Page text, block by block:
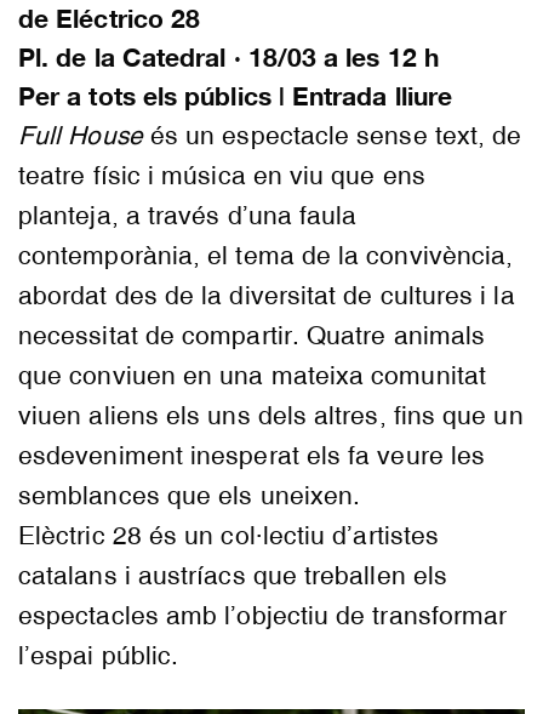
de Eléctrico 28
Pl. de la Catedral · 18/03 a les 12 h
Per a tots els públics | Entrada lliure
Full Houseés un espectacle sense text, de
teatre físic i música en viu que ens
planteja, a través d’una faula
contemporània, el tema de la convivència,
abordat des de la diversitat de cultures i la
necessitat de compartir. Quatre animals
que conviuen en una mateixa comunitat
viuen aliens els uns dels altres, fins que un
esdeveniment inesperat els fa veure les
semblances que els uneixen.
Elèctric 28 és un col·lectiu d’artistes
catalans i austríacs que treballen els
espectacles amb l’objectiu de transformar
l’espai públic.